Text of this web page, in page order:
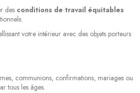
(1 avis)
des conditions de travail équitables
votre intérieur avec des objets porteurs
communions, confirmations, mariages ou
tous les âges.